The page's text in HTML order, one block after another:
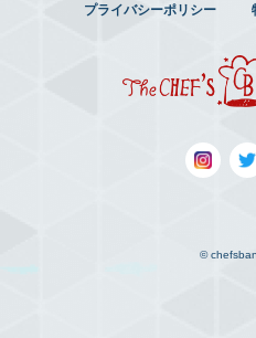
プライバシーポリシー
©